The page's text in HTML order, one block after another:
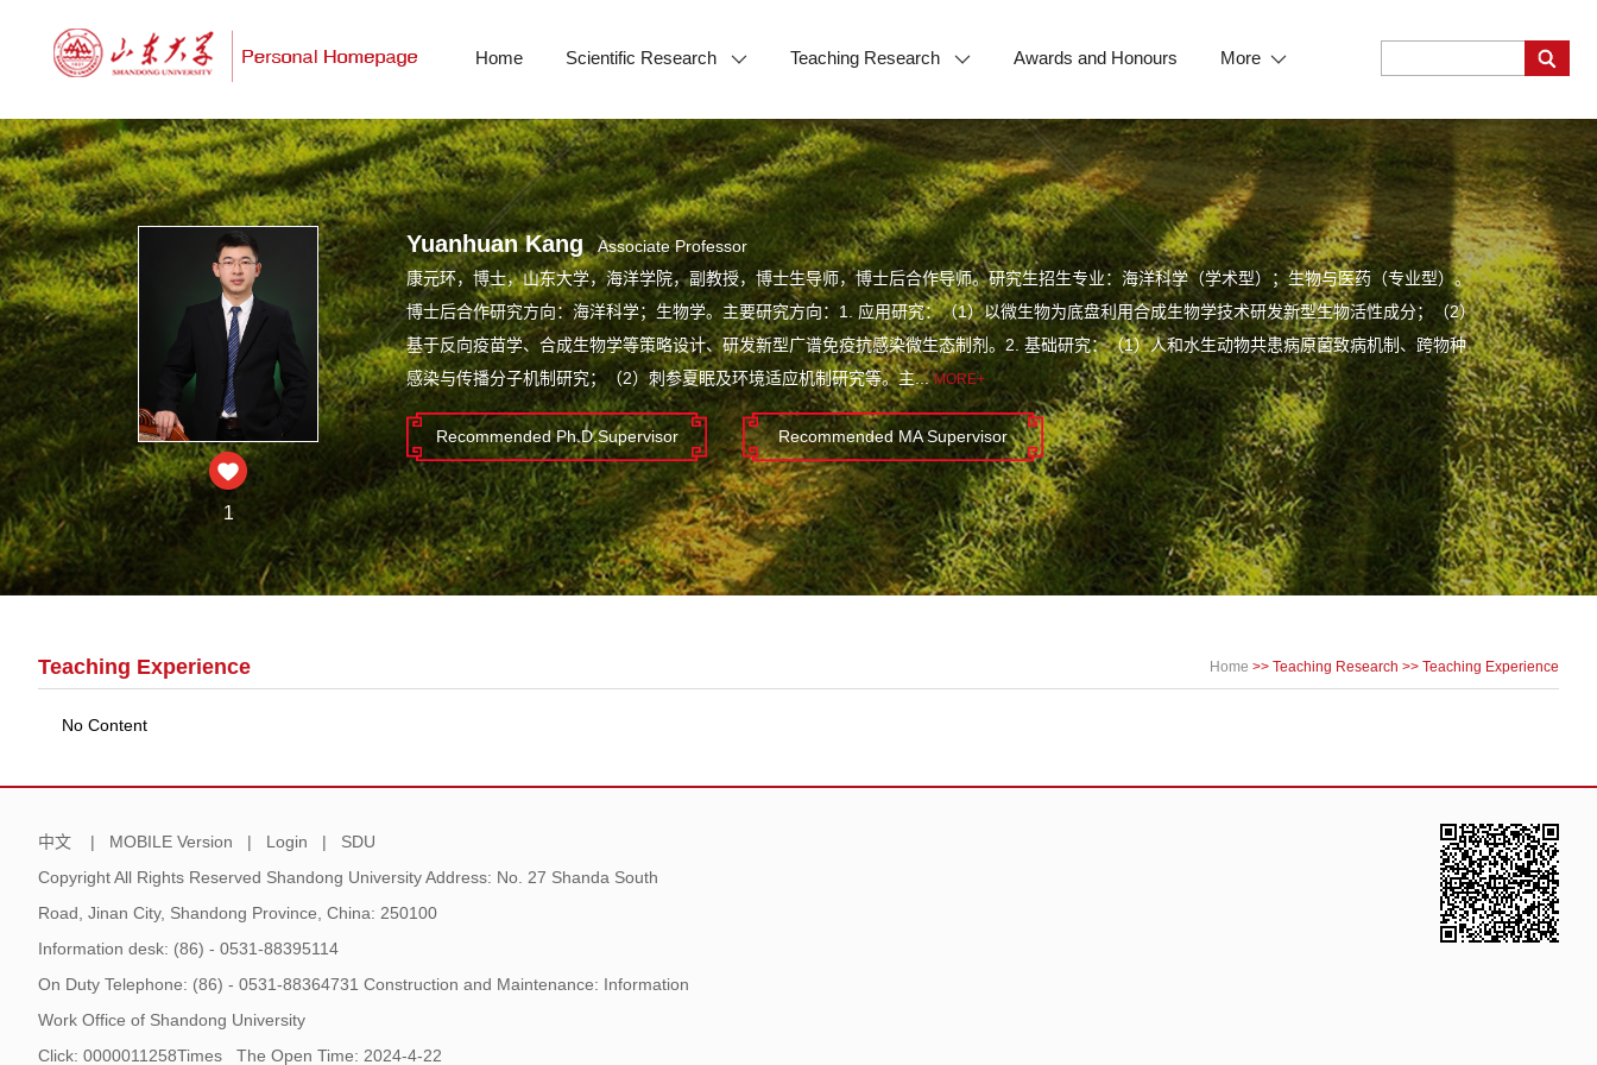
Home Scientific Research Teaching Research Awards and Honours More
1
Yuanhuan Kang
Associate Professor
康元环，博士，山东大学，海洋学院，副教授，博士生导师，博士后合作导师。研究生招生专业：海洋科学（学术型）；生物与医药（专业型）。
博士后合作研究方向：海洋科学；生物学。主要研究方向：1. 应用研究：（1）以微生物为底盘利用合成生物学技术研发新型生物活性成分；（2）
基于反向疫苗学、合成生物学等策略设计、研发新型广谱免疫抗感染微生态制剂。2. 基础研究：（1）人和水生动物共患病原菌致病机制、跨物种
感染与传播分子机制研究；（2）刺参夏眠及环境适应机制研究等。主...MORE+
Recommended Ph.D.Supervisor Recommended MA Supervisor
Teaching Experience Home >> Teaching Research >> Teaching Experience
No Content
中文 | MOBILE Version | Login | SDU
Copyright All Rights Reserved Shandong University Address: No. 27 Shanda South
Road, Jinan City, Shandong Province, China: 250100
Information desk: (86) - 0531-88395114
On Duty Telephone: (86) - 0531-88364731 Construction and Maintenance: Information
Work Office of Shandong University
Click: 0000011258Times The Open Time: 2024-4-22